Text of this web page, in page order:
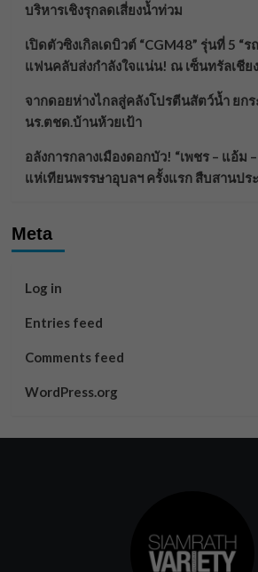
บริหารเชิงรุกลดเสี่ยงน้ำท่วม
เปิดตัวซิงเกิลเดบิวต์ “CGM48” รุ่นที่ 5 “
แฟนคลับส่งกำลังใจแน่น! ณ เซ็นทรัลเชีย
จากดอยห่างไกลสู่คลังโปรตีนสัตว์น้ำ ย
นร.ตชด.บ้านห้วยเป้า
อลังการกลางเมืองดอกบัว! “เพชร – แอ้ม
แห่เทียนพรรษาอุบลฯ ครั้งแรก สืบสานปร
Meta
Log in
Entries feed
Comments feed
WordPress.org